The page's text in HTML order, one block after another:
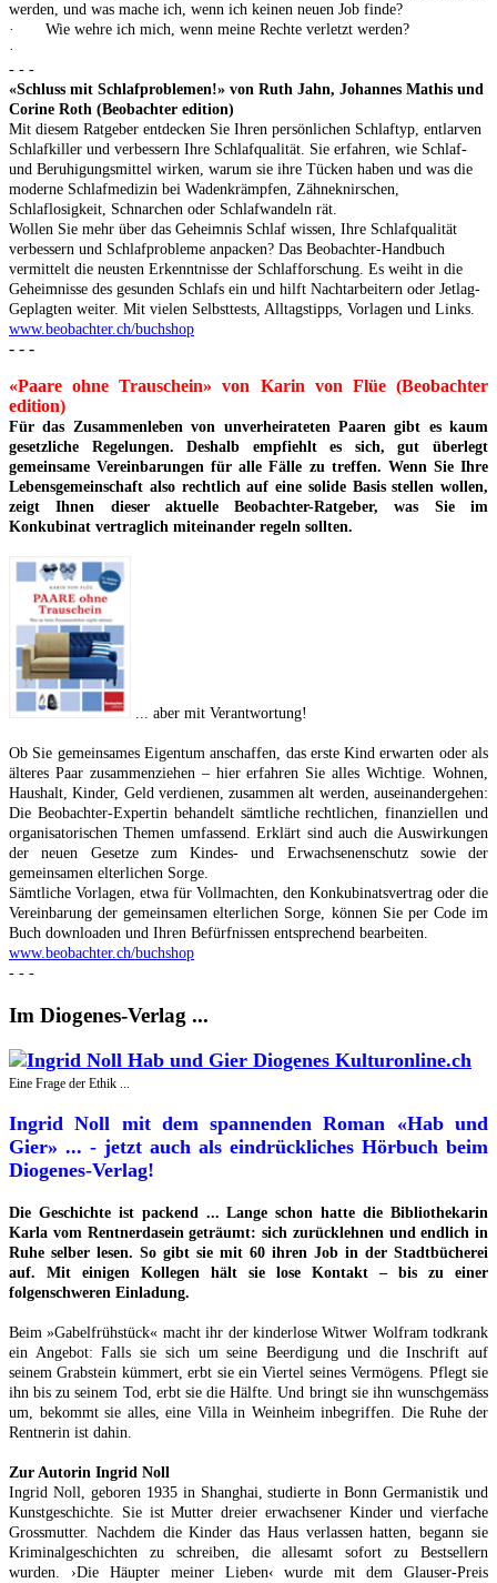
werden, und was mache ich, wenn ich keinen neuen Job finde?
· Wie wehre ich mich, wenn meine Rechte verletzt werden?
·
- - -
«Schluss mit Schlafproblemen!» von Ruth Jahn, Johannes Mathis und
Corine Roth (Beobachter edition)
Mit diesem Ratgeber entdecken Sie Ihren persönlichen Schlaftyp, entlarven
Schlafkiller und verbessern Ihre Schlafqualität. Sie erfahren, wie Schlaf-
und Beruhigungsmittel wirken, warum sie ihre Tücken haben und was die
moderne Schlafmedizin bei Wadenkrämpfen, Zähneknirschen,
Schlaflosigkeit, Schnarchen oder Schlafwandeln rät.
Wollen Sie mehr über das Geheimnis Schlaf wissen, Ihre Schlafqualität
verbessern und Schlafprobleme anpacken? Das Beobachter-Handbuch
vermittelt die neusten Erkenntnisse der Schlafforschung. Es weiht in die
Geheimnisse des gesunden Schlafs ein und hilft Nachtarbeitern oder Jetlag-
Geplagten weiter. Mit vielen Selbsttests, Alltagstipps, Vorlagen und Links.
www.beobachter.ch/buchshop
- - -
«Paare ohne Trauschein» von Karin von Flüe (Beobachter
edition)
Für das Zusammenleben von unverheirateten Paaren gibt es kaum
gesetzliche Regelungen. Deshalb empfiehlt es sich, gut überlegt
gemeinsame Vereinbarungen für alle Fälle zu treffen. Wenn Sie Ihre
Lebensgemeinschaft also rechtlich auf eine solide Basis stellen wollen,
zeigt Ihnen dieser aktuelle Beobachter-Ratgeber, was Sie im
Konkubinat vertraglich miteinander regeln sollten.
... aber mit Verantwortung!
Ob Sie gemeinsames Eigentum anschaffen, das erste Kind erwarten oder als
älteres Paar zusammenziehen – hier erfahren Sie alles Wichtige. Wohnen,
Haushalt, Kinder, Geld verdienen, zusammen alt werden, auseinandergehen:
Die Beobachter-Expertin behandelt sämtliche rechtlichen, finanziellen und
organisatorischen Themen umfassend. Erklärt sind auch die Auswirkungen
der neuen Gesetze zum Kindes- und Erwachsenenschutz sowie der
gemeinsamen elterlichen Sorge.
Sämtliche Vorlagen, etwa für Vollmachten, den Konkubinatsvertrag oder die
Vereinbarung der gemeinsamen elterlichen Sorge, können Sie per Code im
Buch downloaden und Ihren Befürfnissen entsprechend bearbeiten.
www.beobachter.ch/buchshop
- - -
Im Diogenes-Verlag ...
Eine Frage der Ethik ...
Ingrid Noll mit dem spannenden Roman «Hab und
Gier» ... - jetzt auch als eindrückliches Hörbuch beim
Diogenes-Verlag!
Die Geschichte ist packend ... Lange schon hatte die Bibliothekarin
Karla vom Rentnerdasein geträumt: sich zurücklehnen und endlich in
Ruhe selber lesen. So gibt sie mit 60 ihren Job in der Stadtbücherei
auf. Mit einigen Kollegen hält sie lose Kontakt – bis zu einer
folgenschweren Einladung.
Beim »Gabelfrühstück« macht ihr der kinderlose Witwer Wolfram todkrank
ein Angebot: Falls sie sich um seine Beerdigung und die Inschrift auf
seinem Grabstein kümmert, erbt sie ein Viertel seines Vermögens. Pflegt sie
ihn bis zu seinem Tod, erbt sie die Hälfte. Und bringt sie ihn wunschgemäss
um, bekommt sie alles, eine Villa in Weinheim inbegriffen. Die Ruhe der
Rentnerin ist dahin.
Zur Autorin Ingrid Noll
Ingrid Noll, geboren 1935 in Shanghai, studierte in Bonn Germanistik und
Kunstgeschichte. Sie ist Mutter dreier erwachsener Kinder und vierfache
Grossmutter. Nachdem die Kinder das Haus verlassen hatten, begann sie
Kriminalgeschichten zu schreiben, die allesamt sofort zu Bestsellern
wurden. ›Die Häupter meiner Lieben‹ wurde mit dem Glauser-Preis